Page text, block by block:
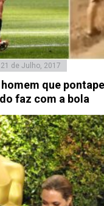
21 de Julho, 2017
que
faz com a bola